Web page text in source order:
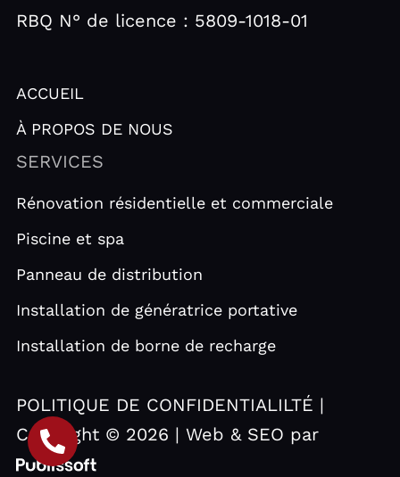
o
o
-
a
o
p
RBQ N° de licence : 5809-1018-01
ACCUEIL
À PROPOS DE NOUS
SERVICES
Rénovation résidentielle et commerciale
Piscine et spa
Panneau de distribution
Installation de génératrice portative
Installation de borne de recharge
POLITIQUE DE CONFIDENTIALILTÉ |
Copyright © 2026 | Web & SEO par